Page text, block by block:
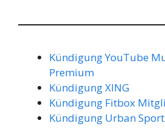
Kündigung YouTube
Premium
Kündigung XING
Kündigung Fitbox
Kündigung Urban